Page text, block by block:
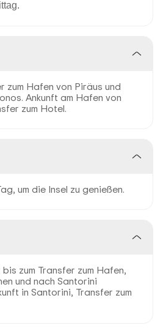
zum Hafen von Piräus und
Ankunft am Hafen von
zum Hotel.
um die Insel zu genießen.
zum Transfer zum Hafen,
und nach Santorini
in Santorini, Transfer zum